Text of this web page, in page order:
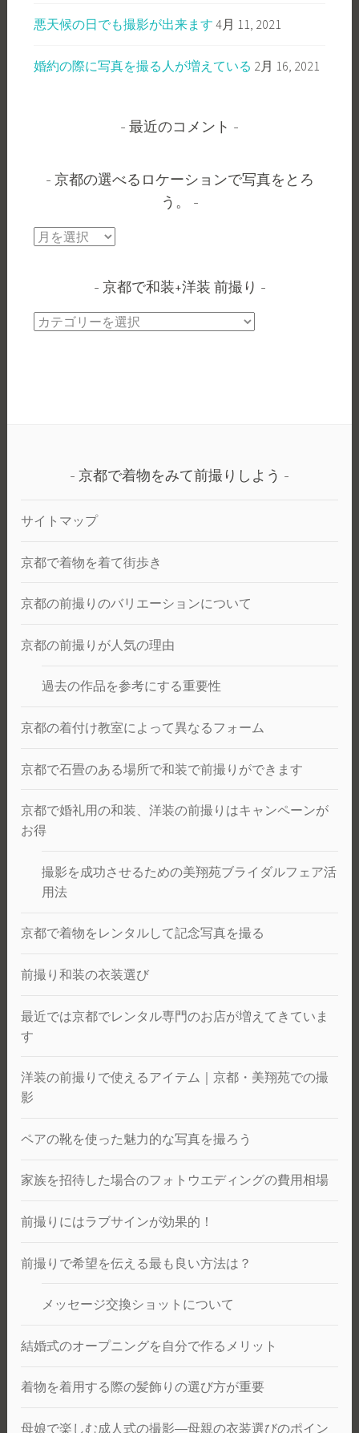
悪天候の日でも撮影が出来ます 4月 11, 2021
婚約の際に写真を撮る人が増えている 2月 16, 2021
最近のコメント
京都の選べるロケーションで写真をとろ
う。
京
べ
る
真
と
う。
京都で和装+洋装 前撮り
京
京都で着物をみて前撮りしよう
サイトマップ
京都で着物を着て街歩き
京都の前撮りのバリエーションについて
京都の前撮りが人気の理由
過去の作品を参考にする重要性
京都の着付け教室によって異なるフォーム
京都で石畳のある場所で和装で前撮りができます
京都で婚礼用の和装、洋装の前撮りはキャンペーンが
お得
撮影を成功させるための美翔苑ブライダルフェア活
用法
京都で着物をレンタルして記念写真を撮る
前撮り和装の衣装選び
最近では京都でレンタル専門のお店が増えてきていま
す
洋装の前撮りで使えるアイテム｜京都・美翔苑での撮
影
ペアの靴を使った魅力的な写真を撮ろう
家族を招待した場合のフォトウエディングの費用相場
前撮りにはラブサインが効果的！
前撮りで希望を伝える最も良い方法は？
メッセージ交換ショットについて
結婚式のオープニングを自分で作るメリット
着物を着用する際の髪飾りの選び方が重要
母娘で楽しむ成人式の撮影―母親の衣装選びのポイン